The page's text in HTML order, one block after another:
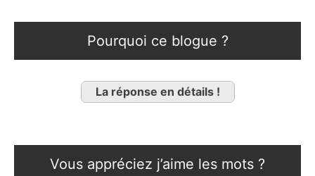
Pourquoi ce blogue ?
La réponse en détails !
Vous appréciez j’aime les mots ?